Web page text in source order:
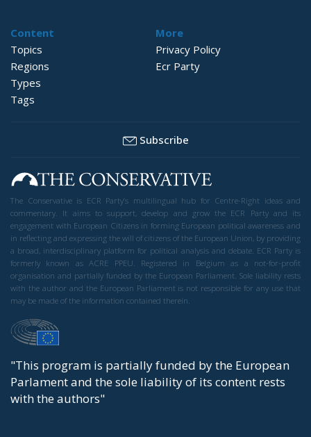
Content
Topics
Regions
Types
Tags
More
Privacy Policy
Ecr Party
Subscribe
The Conservative is ECR Party’s multilingual hub for Centre-Right ideas and
commentary. It aims to support, develop and grow the ECR Party and its
engagement with European Citizens in forming European political awareness and
in reflecting and expressing the will of citizens of the European Union, by providing
a broad, interdisciplinary platform for political analysis and debate. ECR Party is
formerly known as ACRE PPEU. Registered in Belgium as a not-for-profit
organisation and partially funded by the European Parliament. Sole liability rests
with the author and the European Parliament is not responsible for any use that
may be made of the information contained therein.
"This program is partially funded by the European
Parlament and the sole liability of its content rests
with the authors"